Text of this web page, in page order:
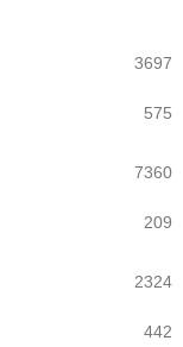
3697
575
7360
209
2324
442